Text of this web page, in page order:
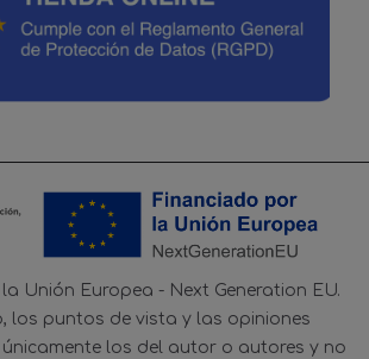
Unión Europea - Next Generation EU.
los puntos de vista y las opiniones
los del autor o autores y no